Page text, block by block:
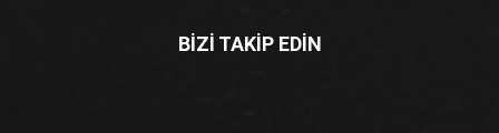
BİZİ TAKİP EDİN